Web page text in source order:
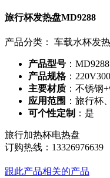
旅行杯发热盘MD9288
产品分类： 车载水杯发
产品型号 ：MD9288
产品规格：
主要材质 ：不锈钢
应用范围 ：旅行杯
可个性定制 ：是
旅行加热杯电热盘
订购热线： 13326976639
跟此产品相关的产品